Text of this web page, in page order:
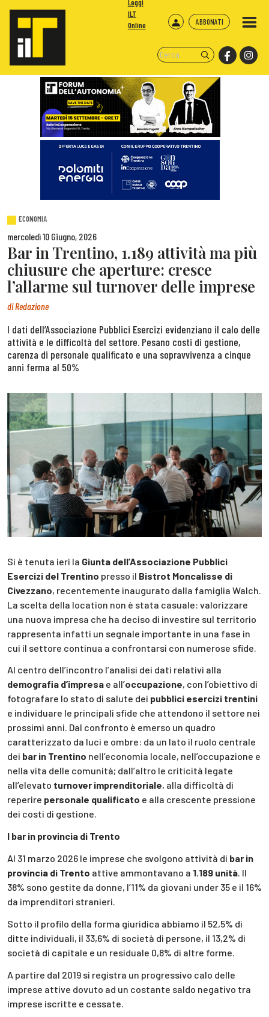
ABBONATI
Leggi
ILT
Online
ECONOMIA
mercoledì 10 Giugno, 2026
Bar in Trentino, 1.189 attività ma più
chiusure che aperture: cresce
l’allarme sul turnover delle imprese
diRedazione
I dati dell’Associazione Pubblici Esercizi evidenziano il calo delle
attività e le difficoltà del settore. Pesano costi di gestione,
carenza di personale qualificato e una sopravvivenza a cinque
anni ferma al 50%
Si è tenuta ieri la Giunta dell’Associazione Pubblici
Esercizi del Trentino presso il Bistrot Moncalisse di
Civezzano, recentemente inaugurato dalla famiglia Walch.
La scelta della location non è stata casuale: valorizzare
una nuova impresa che ha deciso di investire sul territorio
rappresenta infatti un segnale importante in una fase in
cui il settore continua a confrontarsi con numerose sfide.
Al centro dell’incontro l’analisi dei dati relativi alla
demografia d’impresa e all’occupazione, con l’obiettivo di
fotografare lo stato di salute dei pubblici esercizi trentini
e individuare le principali sfide che attendono il settore nei
prossimi anni. Dal confronto è emerso un quadro
caratterizzato da luci e ombre: da un lato il ruolo centrale
dei bar in Trentino nell’economia locale, nell’occupazione e
nella vita delle comunità; dall’altro le criticità legate
all’elevato turnover imprenditoriale, alla difficoltà di
reperire personale qualificato e alla crescente pressione
dei costi di gestione.
I bar in provincia di Trento
Al 31 marzo 2026 le imprese che svolgono attività di bar in
provincia di Trento attive ammontavano a 1.189 unità. Il
38% sono gestite da donne, l’11% da giovani under 35 e il 16%
da imprenditori stranieri.
Sotto il profilo della forma giuridica abbiamo il 52,5% di
ditte individuali, il 33,6% di società di persone, il 13,2% di
società di capitale e un residuale 0,8% di altre forme.
A partire dal 2019 si registra un progressivo calo delle
imprese attive dovuto ad un costante saldo negativo tra
imprese iscritte e cessate.